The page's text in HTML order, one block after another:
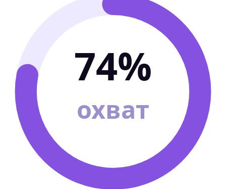
74%
охват